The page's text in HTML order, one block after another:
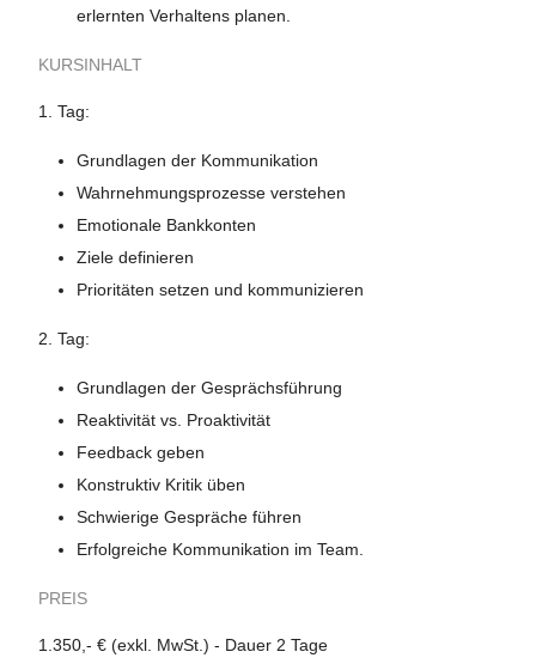
erlernten Verhaltens planen.
KURSINHALT
1. Tag:
Grundlagen der Kommunikation
Wahrnehmungsprozesse verstehen
Emotionale Bankkonten
Ziele definieren
Prioritäten setzen und kommunizieren
2. Tag:
Grundlagen der Gesprächsführung
Reaktivität vs. Proaktivität
Feedback geben
Konstruktiv Kritik üben
Schwierige Gespräche führen
Erfolgreiche Kommunikation im Team.
PREIS
1.350,- € (exkl. MwSt.) - Dauer 2 Tage